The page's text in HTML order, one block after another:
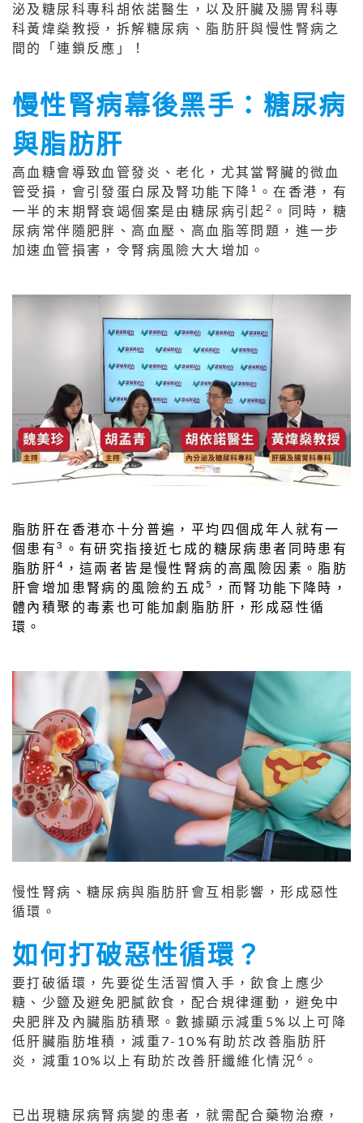
泌及糖尿科專科胡依諾醫生，以及肝臟及腸胃科專
科黃煒燊教授，拆解糖尿病、脂肪肝與慢性腎病之
間的「連鎖反應」！
慢性腎病幕後黑手：糖尿病
與脂肪肝
高血糖會導致血管發炎、老化，尤其當腎臟的微血
管受損，會引發蛋白尿及腎功能下降 1 。在香港，有
一半的末期腎衰竭個案是由糖尿病引起 2 。同時，糖
尿病常伴隨肥胖、高血壓、高血脂等問題，進一步
加速血管損害，令腎病風險大大增加。
脂肪肝在香港亦十分普遍，平均四個成年人就有一
個患有3 。有研究指接近七成的糖尿病患者同時患有
脂肪肝4 ，這兩者皆是慢性腎病的高風險因素。脂肪
肝會增加患腎病的風險約五成5
，而腎功能下降時，
體內積聚的毒素也可能加劇脂肪肝，形成惡性循
環。
慢性腎病、糖尿病與脂肪肝會互相影響，形成惡性
循環。
如何打破惡性循環？
要打破循環，先要從生活習慣入手，飲食上應少
糖、少鹽及避免肥膩飲食，配合規律運動，避免中
央肥胖及內臟脂肪積聚。數據顯示減重5%以上可降
低肝臟脂肪堆積，減重7-10%有助於改善脂肪肝
炎，減重10%以上有助於改善肝纖維化情況 6 。
已出現糖尿病腎病變的患者，就需配合藥物治療，